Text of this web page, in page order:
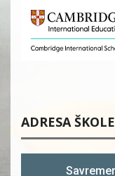
ADRESA ŠKOLE